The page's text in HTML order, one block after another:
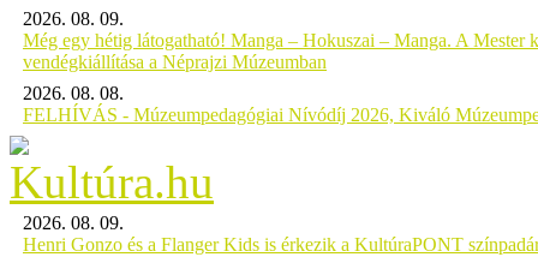
2026. 08. 09.
Még egy hétig látogatható! Manga – Hokuszai – Manga. A Mester
vendégkiállítása a Néprajzi Múzeumban
2026. 08. 08.
FELHÍVÁS - Múzeumpedagógiai Nívódíj 2026, Kiváló
2026. 08. 09.
Henri Gonzo és a Flanger Kids is érkezik a KultúraPONT